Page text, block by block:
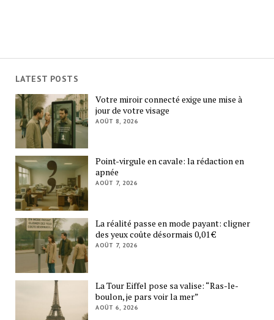
LATEST POSTS
Votre miroir connecté exige une mise à
jour de votre visage
AOÛT 8, 2026
Point-virgule en cavale: la rédaction en
apnée
AOÛT 7, 2026
La réalité passe en mode payant: cligner
des yeux coûte désormais 0,01 €
AOÛT 7, 2026
La Tour Eiffel pose sa valise: “Ras-le-
boulon, je pars voir la mer”
AOÛT 6, 2026